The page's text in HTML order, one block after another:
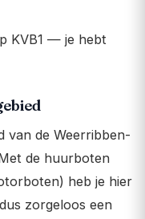
KVB1 — je hebt
van de Weerribben-
de huurboten
heb je hier
zorgeloos een